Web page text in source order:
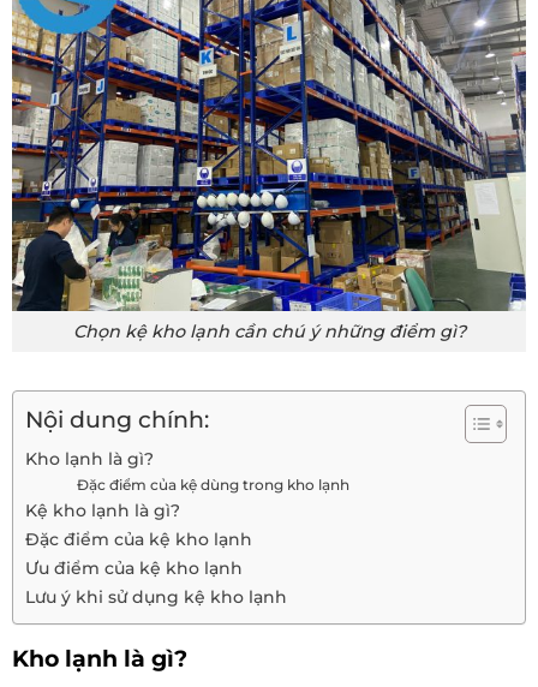
Chọn kệ kho lạnh cần chú ý những điểm gì?
Nội dung chính:
Kho lạnh là gì?
Đặc điểm của kệ dùng trong kho lạnh
Kệ kho lạnh là gì?
Đặc điểm của kệ kho lạnh
Ưu điểm của kệ kho lạnh
Lưu ý khi sử dụng kệ kho lạnh
Kho lạnh là gì?